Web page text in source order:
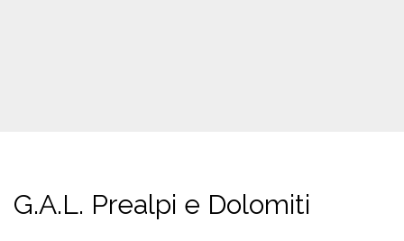
G.A.L. Prealpi e Dolomiti